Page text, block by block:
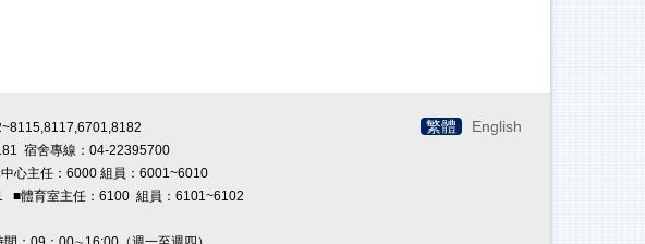
繁體 English
宿舍專線：04-22395700
心主任：6000 組員：6001~6010
■體育室主任：6100 組員：6101~6102